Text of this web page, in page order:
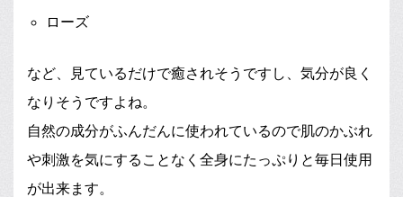
ローズ
など、見ているだけで癒されそうですし、気分が良く
なりそうですよね。
自然の成分がふんだんに使われているので肌のかぶれ
や刺激を気にすることなく全身にたっぷりと毎日使用
が出来ます。